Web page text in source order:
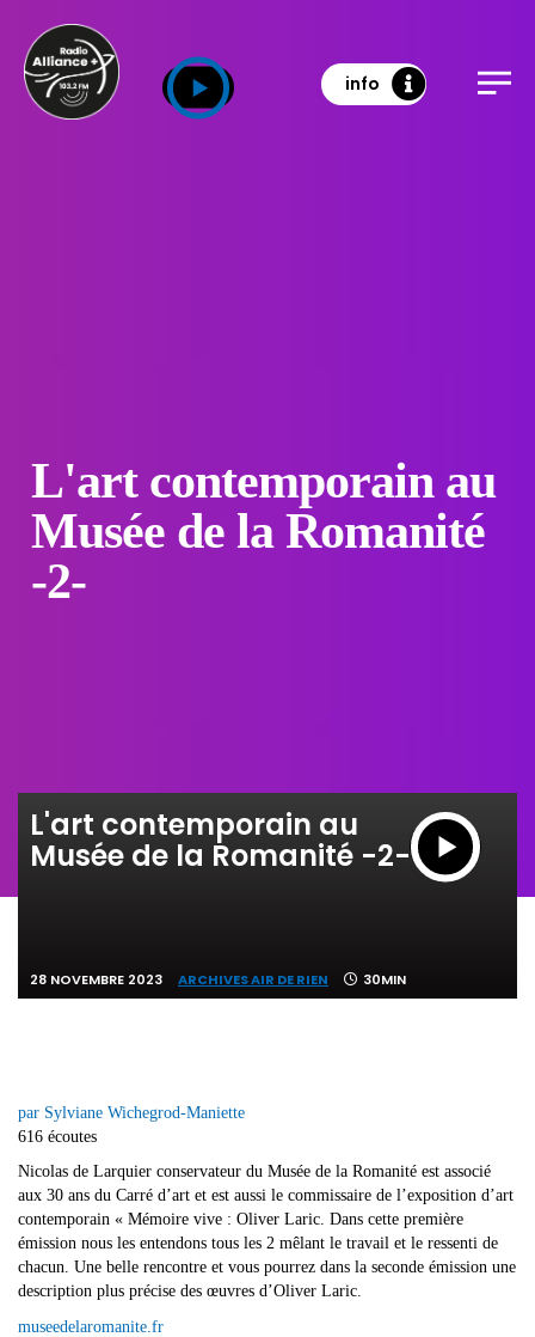
info
L'art contemporain au
Musée de la Romanité
-2-
L'art contemporain au
Musée de la Romanité -2-
28 NOVEMBRE 2023 ARCHIVES AIR DE RIEN 30MIN
par Sylviane Wichegrod-Maniette
616 écoutes
Nicolas de Larquier conservateur du Musée de la Romanité est associé
aux 30 ans du Carré d’art et est aussi le commissaire de l’exposition d’art
contemporain « Mémoire vive : Oliver Laric. Dans cette première
émission nous les entendons tous les 2 mêlant le travail et le ressenti de
chacun. Une belle rencontre et vous pourrez dans la seconde émission une
description plus précise des œuvres d’Oliver Laric.
museedelaromanite.fr